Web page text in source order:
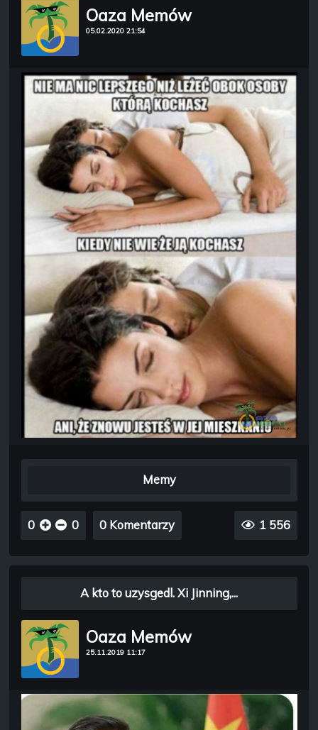
Oaza Memów
05.02.2020 21:54
Memy
0 0 0 Komentarzy 1 556
Oaza Memów
25.11.2019 11:17
A kto to uzysgedl. Xi Jinning,...